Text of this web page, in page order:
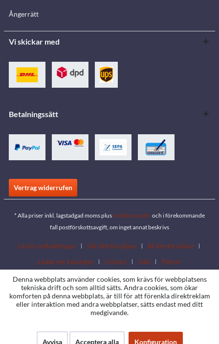
Ångerrätt
Vi skickar med
Betalningssätt
Vertrag widerrufen
* Alla priser inkl. lagstadgad moms plusfraktkostnaderoch i förekommande
fall postförskottsavgift, om inget annat beskrivs
Gratis nedladdningar Sök återförsäljare
Bli återförsäljare
Ladda ner kataloger
Contact Jobs Platser
Denna webbplats använder cookies, som krävs för webbplatsens
tekniska drift och som alltid sätts. Andra cookies, som ökar
komforten på denna webbplats, är till för att förenkla direktreklam
eller interaktion med andra webbplatser, sätts endast med ditt
medgivande.
Avvisa Acceptera alla Konfiguration